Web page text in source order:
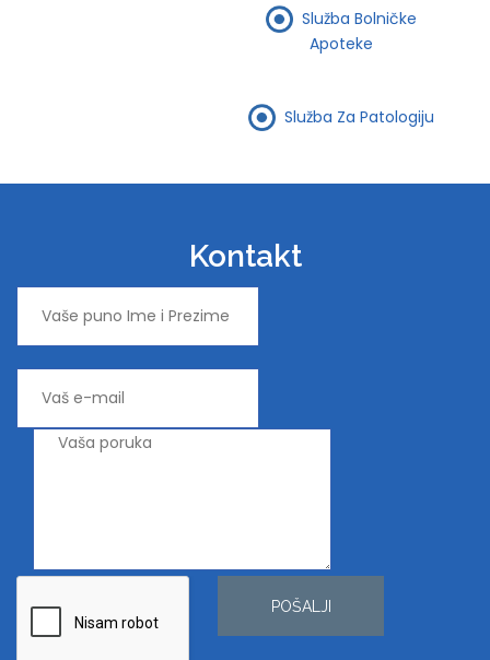
Služba Bolničke
Apoteke
Služba Za Patologiju
Kontakt
POŠALJI